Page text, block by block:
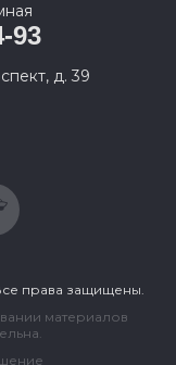
93
д. 39
права защищены.
материалов